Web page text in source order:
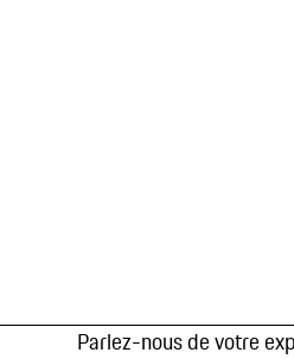
Parlez-nous de votre